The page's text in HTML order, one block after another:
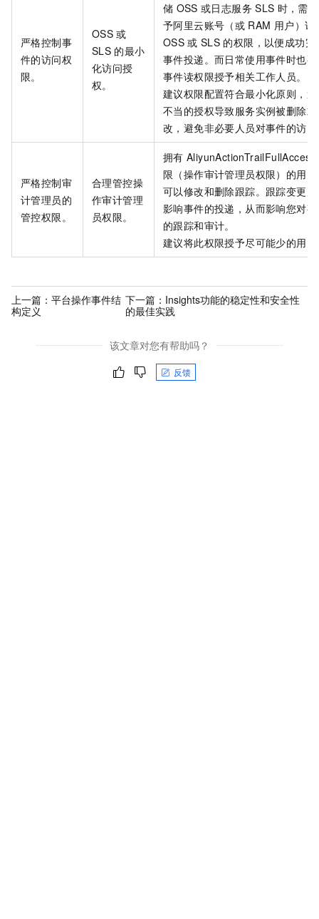
严格控制事
件的访问权
限。
OSS 或
SLS 的最小
化访问授
权。
储 OSS 或日志服务 SLS 时，需
予阿里云账号（或 RAM 用户）访
OSS 或 SLS 的权限，以便成功完
事件投递。而日常使用事件时也
事件读权限授予相关工作人员。
建议权限配置符合最小化原则，
不当的授权导致服务实例被删除
改，避免非必要人员对事件的访
严格控制审
计管理员的
管控权限。
合理管控操
作审计管理
员权限。
拥有 AliyunActionTrailFullAccess
限（操作审计管理员权限）的用
可以修改和删除跟踪。跟踪变更
影响事件的投递，从而影响您对
的跟踪和审计。
建议将此权限授予尽可能少的用
上一篇： 平台操作事件结
构定义
下一篇： Insights功能的稳定性和安全性
的最佳实践
该文章对您有帮助吗？
反馈